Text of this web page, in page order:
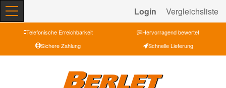
Login Vergleichsliste
Telefonische Erreichbarkeit
Hervorragend bewertet
Sichere Zahlung
Schnelle Lieferung